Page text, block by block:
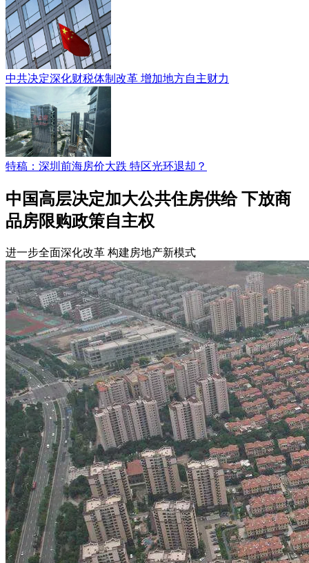
中共决定深化财税体制改革 增加地方自主财力
特稿：深圳前海房价大跌 特区光环退却？
中国高层决定加大公共住房供给 下放商
品房限购政策自主权
进一步全面深化改革 构建房地产新模式